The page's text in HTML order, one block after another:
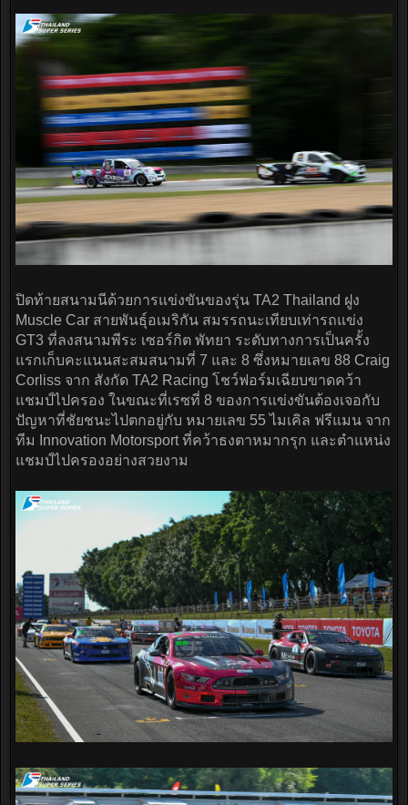
ปิดท้ายสนามนีด้วยการแข่งขันของรุ่น TA2 Thailand ฝูง
Muscle Car สายพันธุ์อเมริกัน สมรรถนะเทียบเท่ารถแข่ง
GT3 ที่ลงสนามพีระ เซอร์กิต พัทยา ระดับทางการเป็นครั้ง
แรกเก็บคะแนนสะสมสนามที่ 7 และ 8 ซึ่งหมายเลข 88 Craig
Corliss จาก สังกัด TA2 Racing โชว์ฟอร์มเฉียบขาดคว้า
แชมป์ไปครอง ในขณะที่เรซที่ 8 ของการแข่งขันต้องเจอกับ
ปัญหาที่ชัยชนะไปตกอยู่กับ หมายเลข 55 ไมเคิล ฟรีแมน จาก
ทีม Innovation Motorsport ที่คว้าธงตาหมากรุก และตำแหน่ง
แชมป์ไปครองอย่างสวยงาม